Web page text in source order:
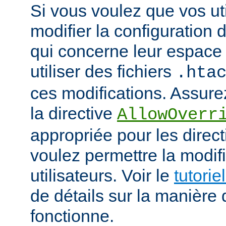
Si vous voulez que vos
modifier la configuration
qui concerne leur
utiliser des fichiers
ces modifications.
la directive
appropriée pour les
voulez permettre la
utilisateurs. Voir le
de détails sur la manière
fonctionne.